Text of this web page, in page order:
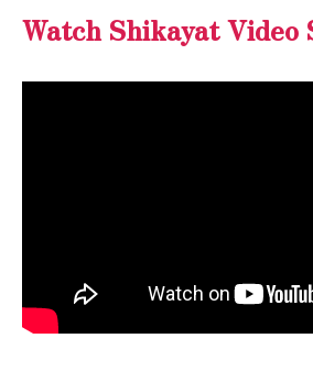
Watch Shikayat Video